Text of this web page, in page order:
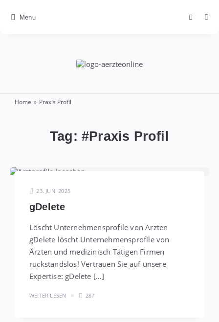
Home » Praxis Profil
Tag: #Praxis Profil
23. JUNI 2025
gDelete
Löscht Unternehmensprofile von Ärzten
gDelete löscht Unternehmensprofile von
Ärzten und medizinisch Tätigen Firmen
rückstandslos! Vertrauen Sie auf unsere
Expertise: gDelete […]
WEITER LESEN 287
Menu